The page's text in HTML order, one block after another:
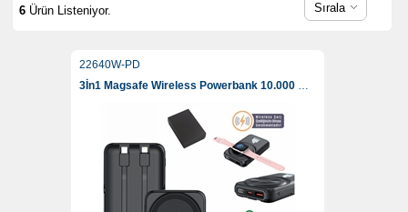
6Ürün Listeniyor. Sırala
22640W-PD
3İn1 Magsafe Wireless Powerbank 10.000 Mah